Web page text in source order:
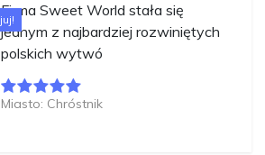
Firma Sweet World stała się
jednym z najbardziej rozwiniętych
polskich wytwó
Miasto: Chróstnik